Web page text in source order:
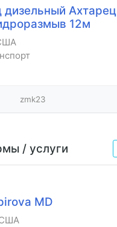
дизельный Ахтарец
12м
zmk23
/ услуги
MD